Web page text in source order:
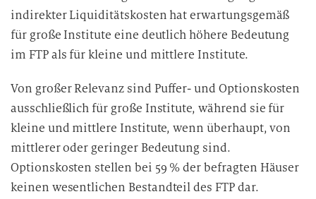
indirekter Liquiditätskosten hat erwartungsgemäß
für große Institute eine deutlich höhere Bedeutung
im FTP als für kleine und mittlere Institute.
Von großer Relevanz sind Puffer- und Optionskosten
ausschließlich für große Institute, während sie für
kleine und mittlere Institute, wenn überhaupt, von
mittlerer oder geringer Bedeutung sind.
Optionskosten stellen bei 59 % der befragten Häuser
keinen wesentlichen Bestandteil des FTP dar.